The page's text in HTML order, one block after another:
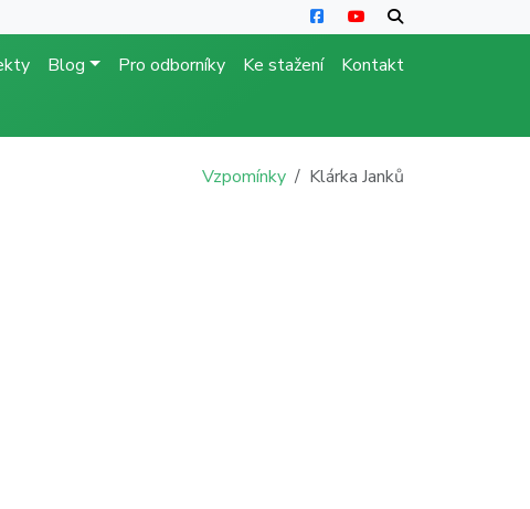
Blog Pro odborníky Ke stažení Kontakt
Vzpomínky Klárka Janků